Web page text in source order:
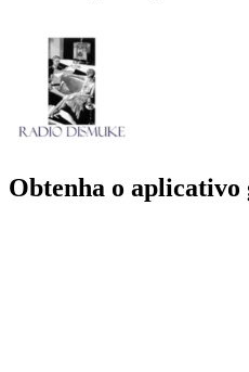
Obtenha o